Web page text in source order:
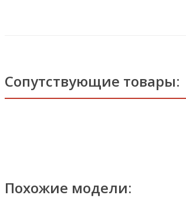
Сопутствующие товары:
Похожие модели: